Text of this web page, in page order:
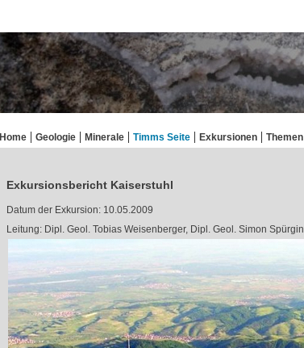
Home Geologie Minerale Timms Seite Exkursionen Themen
Exkursionsbericht Kaiserstuhl
Datum der Exkursion: 10.05.2009
Leitung: Dipl. Geol. Tobias Weisenberger, Dipl. Geol. Simon Spürgin